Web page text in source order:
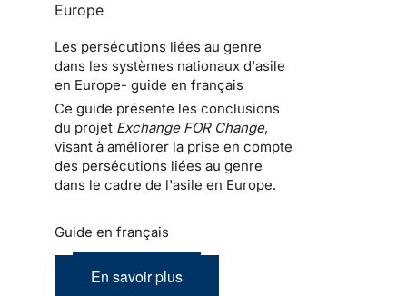
Europe
Les persécutions liées au genre
dans les systèmes nationaux d'asile
en Europe- guide en français
Ce guide présente les conclusions
du projet Exchange FOR Change,
visant à améliorer la prise en compte
des persécutions liées au genre
dans le cadre de l'asile en Europe.
Guide en français
En savoir plus